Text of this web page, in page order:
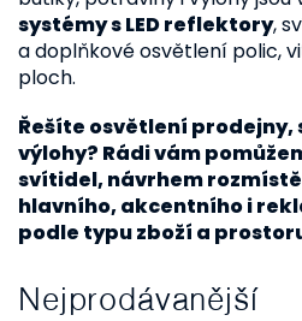
systémy s LED reflektory,
a doplňkové osvětlení polic,
ploch.
Řešíte osvětlení prodejny,
výlohy? Rádi vám
svítidel, návrhem
hlavního, akcentního i
podle typu zboží a
Nejprodávanější